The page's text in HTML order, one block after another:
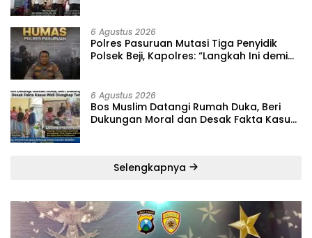
6 Agustus 2026
‎Polres Pasuruan Mutasi Tiga Penyidik
Polsek Beji, Kapolres: “Langkah Ini demi
6 Agustus 2026
‎Bos Muslim Datangi Rumah Duka, Beri
Dukungan Moral dan Desak Fakta Kasus
Selengkapnya